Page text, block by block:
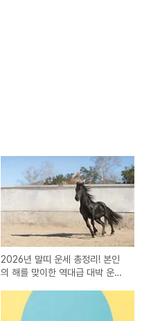
2026년 말띠 운세 총정리! 본인
의 해를 맞이한 역대급 대박 운세